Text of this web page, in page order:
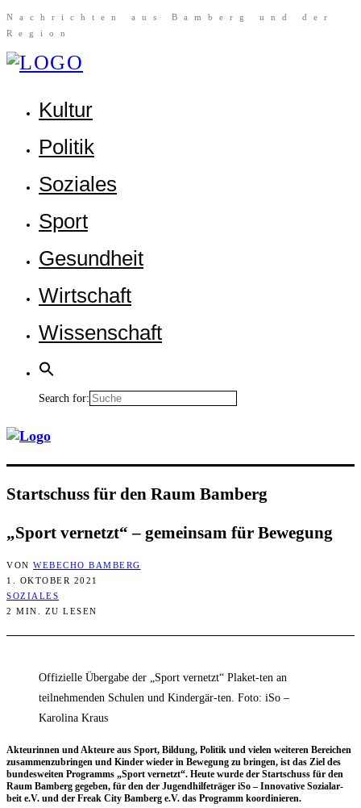
Nach­rich­ten aus Bam­berg und der
Region
Kul­tur
Poli­tik
Sozia­les
Sport
Gesund­heit
Wirt­schaft
Wis­sen­schaft
Search for:
Start­schuss für den Raum Bamberg
„Sport ver­netzt“ – gemein­sam für Bewegung
VON WEBECHO BAMBERG
1. OKTOBER 2021
SOZIALES
2 MIN. ZU LESEN
Offizielle Übergabe der „Sport vernetzt“ Plaket-ten an
teilnehmenden Schulen und Kindergär-ten. Foto: iSo –
Karolina Kraus
Akteu­rin­nen und Akteu­re aus Sport, Bil­dung, Poli­tik und vie­len wei­te­ren Berei­chen
zusam­men­zu­brin­gen und Kin­der wie­der in Bewe­gung zu brin­gen, ist das Ziel des
bun­des­wei­ten Pro­gramms „Sport ver­netzt“. Heu­te wur­de der Start­schuss für den
Raum Bam­berg gege­ben, für den der Jugend­hil­fe­trä­ger iSo – Inno­va­ti­ve Sozi­al­ar­
beit e.V. und der Freak City Bam­berg e.V. das Pro­gramm koordinieren.